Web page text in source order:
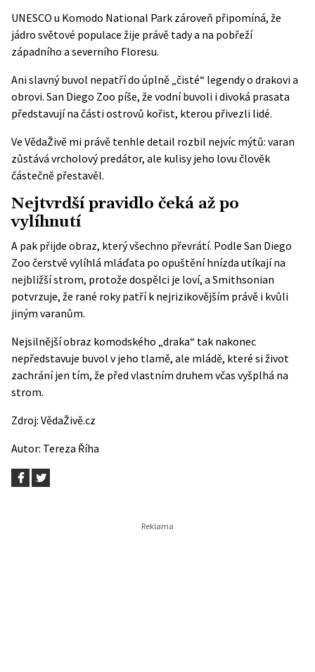
UNESCO u Komodo National Park zároveň připomíná, že
jádro světové populace žije právě tady a na pobřeží
západního a severního Floresu.
Ani slavný buvol nepatří do úplně „čisté“ legendy o drakovi a
obrovi. San Diego Zoo píše, že vodní buvoli i divoká prasata
představují na části ostrovů kořist, kterou přivezli lidé.
Ve VědaŽivě mi právě tenhle detail rozbil nejvíc mýtů: varan
zůstává vrcholový predátor, ale kulisy jeho lovu člověk
částečně přestavěl.
Nejtvrdší pravidlo čeká až po
vylíhnutí
A pak přijde obraz, který všechno převrátí. Podle San Diego
Zoo čerstvě vylíhlá mláďata po opuštění hnízda utíkají na
nejbližší strom, protože dospělci je loví, a Smithsonian
potvrzuje, že rané roky patří k nejrizikovějším právě i kvůli
jiným varanům.
Nejsilnější obraz komodského „draka“ tak nakonec
nepředstavuje buvol v jeho tlamě, ale mládě, které si život
zachrání jen tím, že před vlastním druhem včas vyšplhá na
strom.
Zdroj: VědaŽivě.cz
Autor: Tereza Říha